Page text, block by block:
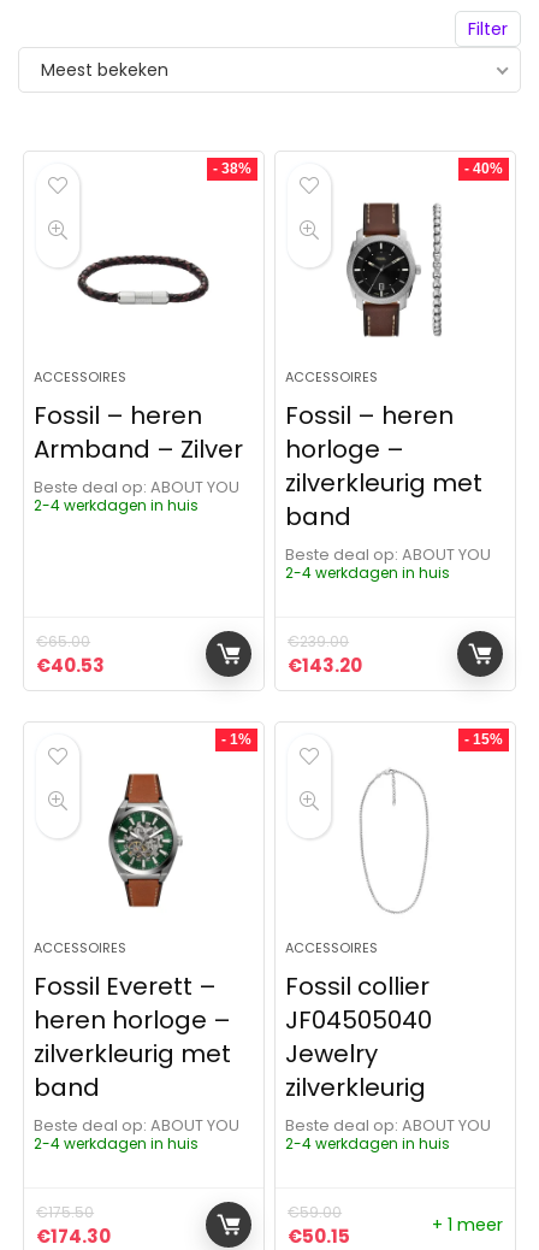
Filter
Meest bekeken
- 38%
ACCESSOIRES
Fossil – heren
Armband – Zilver
Beste deal op:
ABOUT YOU
2-4 werkdagen in huis
€65.00
Oorspronkelijke prijs was: €65.00.
€40.53 Huidige prijs is: €40.53.
- 40%
ACCESSOIRES
Fossil – heren
horloge –
zilverkleurig met
band
Beste deal op:
ABOUT YOU
2-4 werkdagen in huis
€239.00
Oorspronkelijke prijs was:
€143.20Huidige prijs is:
- 1%
ACCESSOIRES
Fossil Everett –
heren horloge –
zilverkleurig met
band
Beste deal op:
ABOUT YOU
2-4 werkdagen in huis
€175.50
Oorspronkelijke prijs was: €175.50.
€174.30Huidige prijs is: €174.30.
- 15%
ACCESSOIRES
Fossil collier
JF04505040
Jewelry
zilverkleurig
Beste deal op:
ABOUT YOU
2-4 werkdagen in huis
€59.00
Oorspronkelijke prijs
€50.15 Huidige prijs is:
+ 1 meer